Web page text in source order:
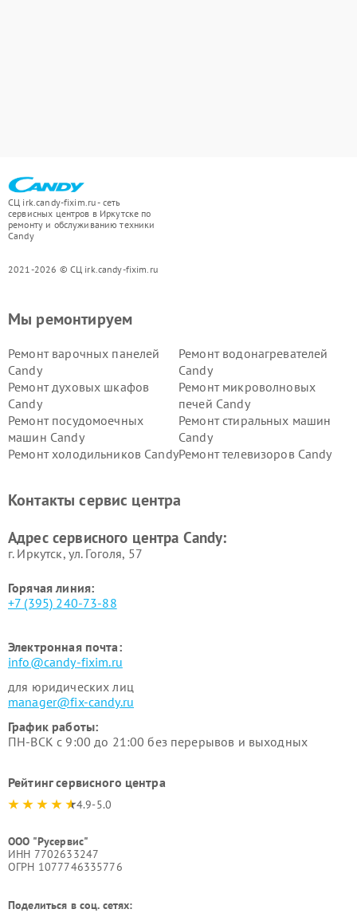
СЦ irk.candy-fixim.ru - сеть
сервисных центров в Иркутске по
ремонту и обслуживанию техники
Candy
2021-2026 © СЦ irk.candy-fixim.ru
Мы ремонтируем
Ремонт варочных панелей
Candy
Ремонт водонагревателей
Candy
Ремонт духовых шкафов
Candy
Ремонт микроволновых
печей Candy
Ремонт посудомоечных
машин Candy
Ремонт стиральных машин
Candy
Ремонт холодильников CandyРемонт телевизоров Candy
Контакты сервис центра
Адрес сервисного центра Candy:
г. Иркутск, ул. ​Гоголя, 57
Горячая линия:
+7 (395) 240-73-88
Электронная почта:
info@candy-fixim.ru
для юридических лиц
manager@fix-candy.ru
График работы:
ПН-ВСК с 9:00 до 21:00 без перерывов и выходных
Рейтинг сервисного центра
4.9-5.0
ООО "Русервис"
ИНН 7702633247
ОГРН 1077746335776
Поделиться в соц. сетях: